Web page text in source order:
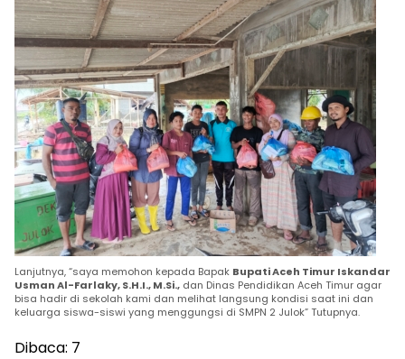
Lanjutnya, “saya memohon kepada Bapak Bupati Aceh Timur Iskandar
Usman Al-Farlaky, S.H.I., M.Si., dan Dinas Pendidikan Aceh Timur agar
bisa hadir di sekolah kami dan melihat langsung kondisi saat ini dan
keluarga siswa-siswi yang menggungsi di SMPN 2 Julok” Tutupnya.
Dibaca: 7